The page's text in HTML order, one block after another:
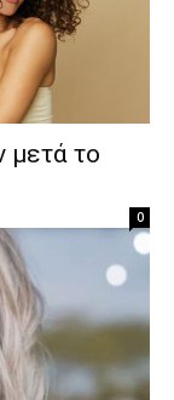
μετά το
0